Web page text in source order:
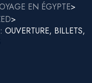
EN ÉGYPTE>
>
BILLETS,